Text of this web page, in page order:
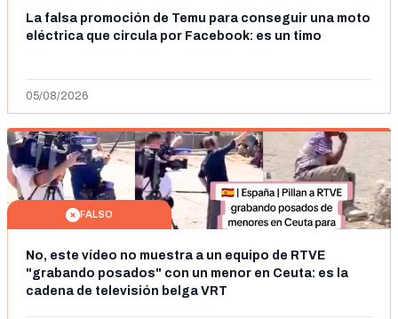
La falsa promoción de Temu para conseguir una moto
eléctrica que circula por Facebook: es un timo
05/08/2026
FALSO
No, este vídeo no muestra a un equipo de RTVE
"grabando posados" con un menor en Ceuta: es la
cadena de televisión belga VRT